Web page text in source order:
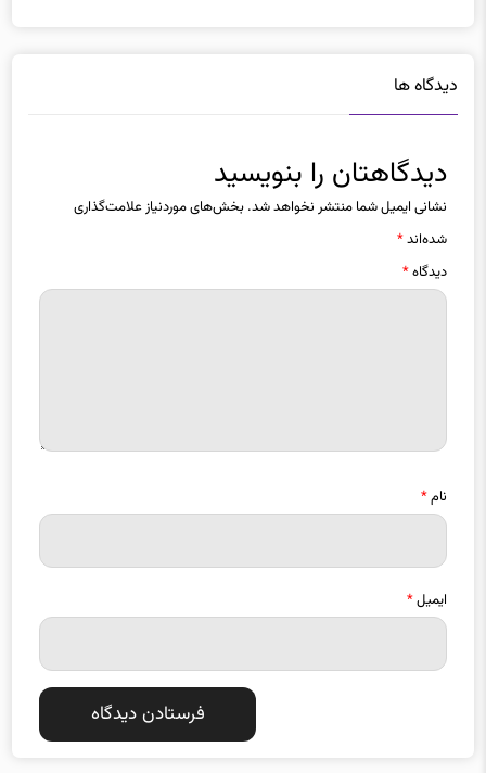
دیدگاه ها
دیدگاهتان را بنویسید
نشانی ایمیل شما منتشر نخواهد شد. بخش‌های موردنیاز علامت‌گذاری
شده‌اند*
دیدگاه*
نام*
ایمیل*